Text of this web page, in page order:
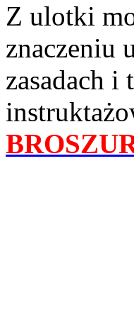
Z ulotki
znaczeniu
zasadach